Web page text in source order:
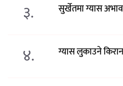
३. सुर्खेतमा ग्यास
४. ग्यास लुकाउने